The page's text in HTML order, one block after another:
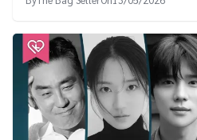
เรื่องย่อซีรีส์ : Unshakable
(2027)
By The Bag SellerOn 20/05/2026